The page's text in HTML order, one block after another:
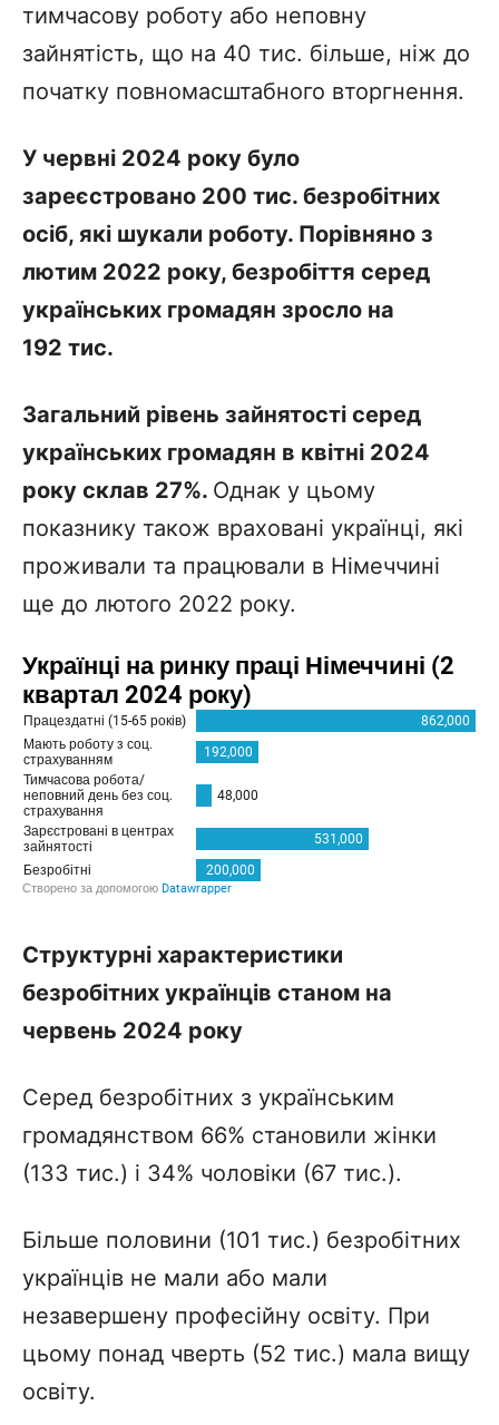
тимчасову роботу або неповну
зайнятість, що на 40 тис. більше, ніж до
початку повномасштабного вторгнення.
У червні 2024 року було
зареєстровано 200 тис. безробітних
осіб, які шукали роботу. Порівняно з
лютим 2022 року, безробіття серед
українських громадян зросло на
192 тис.
Загальний рівень зайнятості серед
українських громадян в квітні 2024
року склав 27%. Однак у цьому
показнику також враховані українці, які
проживали та працювали в Німеччині
ще до лютого 2022 року.
Структурні характеристики
безробітних українців станом на
червень 2024 року
Серед безробітних з українським
громадянством 66% становили жінки
(133 тис.) і 34% чоловіки (67 тис.).
Більше половини (101 тис.) безробітних
українців не мали або мали
незавершену професійну освіту. При
цьому понад чверть (52 тис.) мала вищу
освіту.